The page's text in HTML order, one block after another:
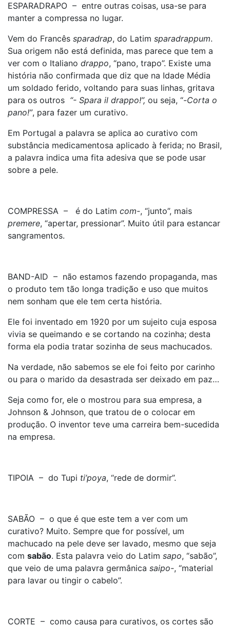
ESPARADRAPO – entre outras coisas, usa-se para
manter a compressa no lugar.
Vem do Francês sparadrap, do Latim sparadrappum.
Sua origem não está definida, mas parece que tem a
ver com o Italiano drappo, “pano, trapo”. Existe uma
história não confirmada que diz que na Idade Média
um soldado ferido, voltando para suas linhas, gritava
para os outros “- Spara il drappo!”, ou seja, “-Corta o
pano!”, para fazer um curativo.
Em Portugal a palavra se aplica ao curativo com
substância medicamentosa aplicado à ferida; no Brasil,
a palavra indica uma fita adesiva que se pode usar
sobre a pele.
COMPRESSA – é do Latim com-, “junto”, mais
premere, “apertar, pressionar”. Muito útil para estancar
sangramentos.
BAND-AID – não estamos fazendo propaganda, mas
o produto tem tão longa tradição e uso que muitos
nem sonham que ele tem certa história.
Ele foi inventado em 1920 por um sujeito cuja esposa
vivia se queimando e se cortando na cozinha; desta
forma ela podia tratar sozinha de seus machucados.
Na verdade, não sabemos se ele foi feito por carinho
ou para o marido da desastrada ser deixado em paz…
Seja como for, ele o mostrou para sua empresa, a
Johnson & Johnson, que tratou de o colocar em
produção. O inventor teve uma carreira bem-sucedida
na empresa.
TIPOIA – do Tupi ti’poya, “rede de dormir”.
SABÃO – o que é que este tem a ver com um
curativo? Muito. Sempre que for possível, um
machucado na pele deve ser lavado, mesmo que seja
com sabão. Esta palavra veio do Latim sapo, “sabão”,
que veio de uma palavra germânica saipo-, “material
para lavar ou tingir o cabelo”.
CORTE – como causa para curativos, os cortes são